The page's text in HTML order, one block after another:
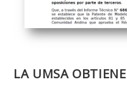
LA UMSA